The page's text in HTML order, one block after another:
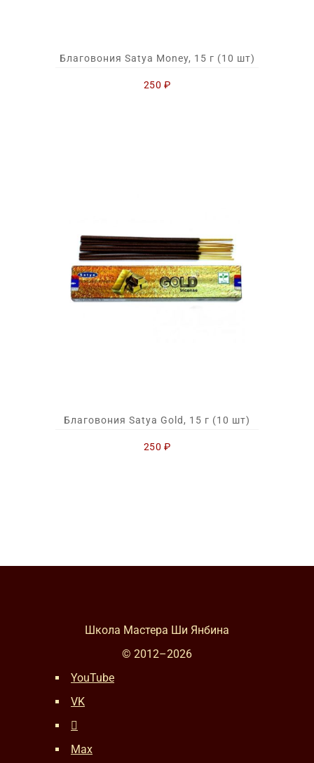
Благовония Satya Money, 15 г (10 шт)
250 ₽
Благовония Satya Gold, 15 г (10 шт)
250 ₽
Школа Мастера Ши Янбина
© 2012–2026
YouTube
VK
Max